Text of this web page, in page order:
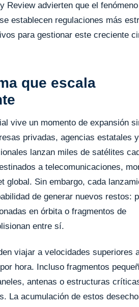
Review advierten que el
establecen regulaciones más
para gestionar este creciente
que escala
vive un momento de expansión
privadas, agencias estatales y
lanzan miles de satélites
a telecomunicaciones,
global. Sin embargo, cada
de generar nuevos restos:
en órbita o fragmentos de
entre sí.
viajar a velocidades superiores
hora. Incluso fragmentos
antenas o estructuras
La acumulación de estos